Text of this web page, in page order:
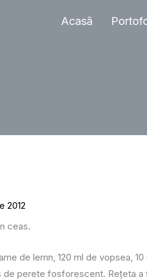
Acasă
2012
ceas.
de lemn, 120 ml de vopsea,
perete fosforescent. Rețeta a